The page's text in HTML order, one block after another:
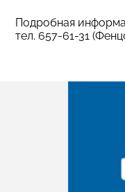
Подробная
тел. 657-61-31